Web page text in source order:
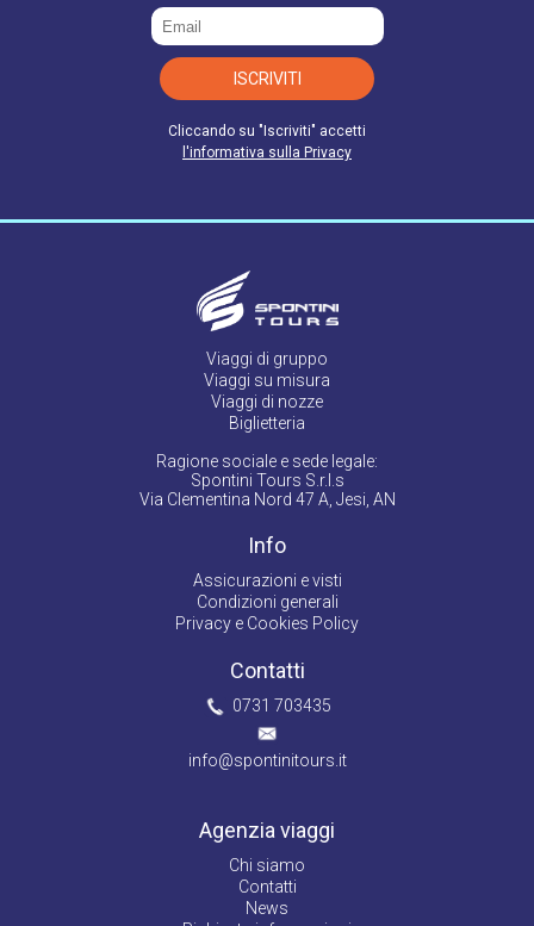
ISCRIVITI
Cliccando su "Iscriviti" accetti
l'informativa sulla Privacy
Viaggi di gruppo
Viaggi su misura
Viaggi di nozze
Biglietteria
Ragione sociale e sede legale:
Spontini Tours S.r.l.s
Via Clementina Nord 47 A, Jesi, AN
Info
Assicurazioni e visti
Condizioni generali
Privacy e Cookies Policy
Contatti
0731 703435
info@spontinitours.it
Agenzia viaggi
Chi siamo
Contatti
News